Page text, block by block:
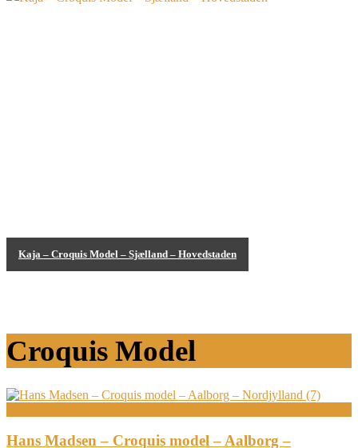
Kaja – Croquis Model – Sjælland – Hovedstaden
Croquis Model
Hans Madsen – Croquis model – Aalborg –